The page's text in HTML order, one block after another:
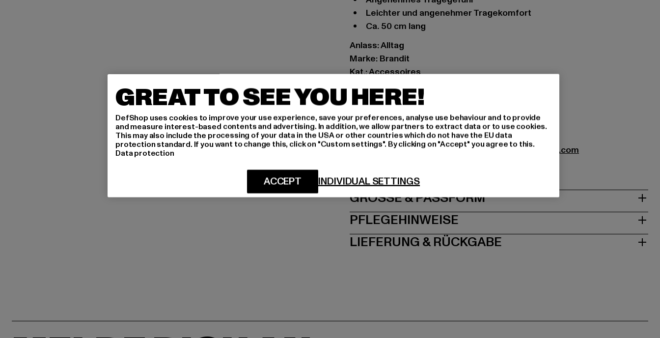
Leichter und angenehmer Tragekomfort
ca. 50 cm lang
Anlass: Alltag
Marke: Brandit
Kat.: Accessoires
Farbe: olive
Hersteller Farbe: olive
Materialzusammensetzung: 100% Polyester
Art.Nr: BD7016-00176
Hersteller: Brandit Textil GmbH |info@brandit-wear.com
GRÖSSE & PASSFORM
PFLEGEHINWEISE
LIEFERUNG & RÜCKGABE
GREAT TO SEE YOU HERE!
DefShop uses cookies to improve your use experience, save your preferences, analyse use behaviour and to provide
and measure interest-based contents and advertising. In addition, we allow partners to extract data or to use cookies.
This may also include the processing of your data in the USA or other countries which do not have the EU data
protection standard. If you want to change this, click on "Custom settings". By clicking on "Accept" you agree to this.
Data protection
INDIVIDUAL SETTINGS
ACCEPT